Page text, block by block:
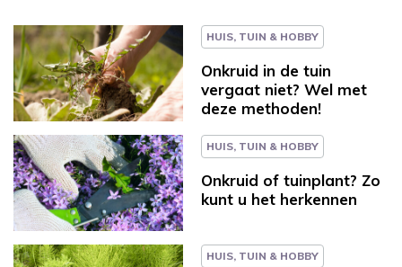
HUIS, TUIN & HOBBY
Onkruid in de tuin
vergaat niet? Wel met
deze methoden!
HUIS, TUIN & HOBBY
Onkruid of tuinplant? Zo
kunt u het herkennen
HUIS, TUIN & HOBBY